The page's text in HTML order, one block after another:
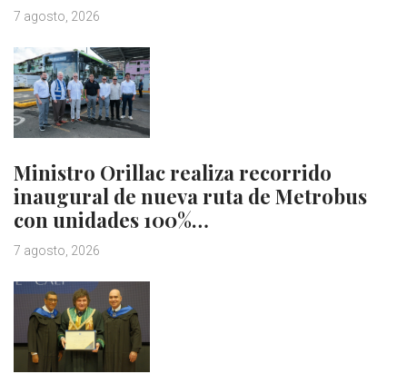
7 agosto, 2026
Ministro Orillac realiza recorrido
inaugural de nueva ruta de Metrobus
con unidades 100%…
7 agosto, 2026